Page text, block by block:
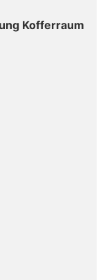
Kofferraum